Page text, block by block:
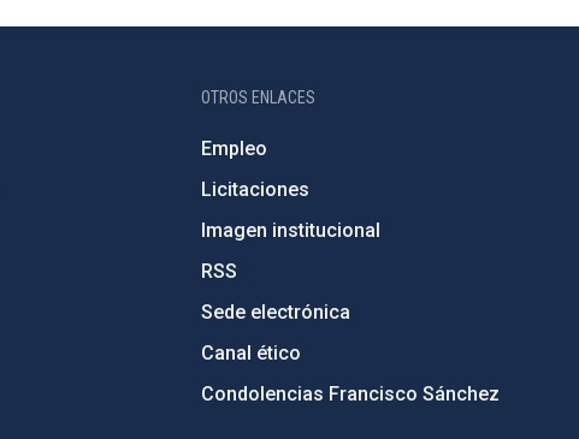
OTROS ENLACES
Empleo
Licitaciones
Imagen institucional
RSS
Sede electrónica
Canal ético
Condolencias Francisco Sánchez